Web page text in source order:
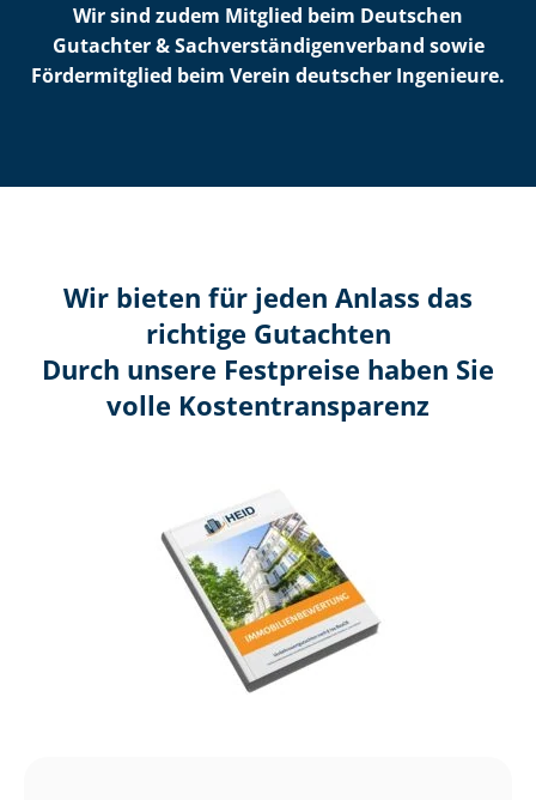
Wir sind zudem Mitglied beim Deutschen
Gutachter & Sach­ver­stän­di­gen­ver­band sowie
Fördermitglied beim Verein deutscher Ingenieure.
Wir bieten für jeden Anlass das
richtige Gutachten
Durch unsere Festpreise haben Sie
volle Kosten­transparenz